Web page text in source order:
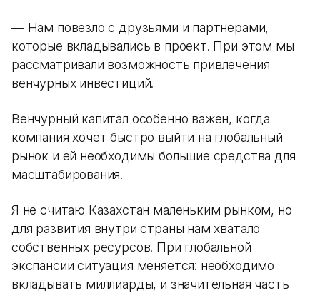
— Нам повезло с друзьями и партнерами,
которые вкладывались в проект. При этом мы
рассматривали возможность привлечения
венчурных инвестиций.
Венчурный капитал особенно важен, когда
компания хочет быстро выйти на глобальный
рынок и ей необходимы большие средства для
масштабирования.
Я не считаю Казахстан маленьким рынком, но
для развития внутри страны нам хватало
собственных ресурсов. При глобальной
экспансии ситуация меняется: необходимо
вкладывать миллиарды, и значительная часть